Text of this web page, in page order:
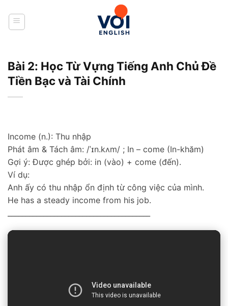
content
Bài 2: Học Từ Vựng Tiếng Anh Chủ Đề
Tiền Bạc và Tài Chính
Income (n.): Thu nhập
Phát âm & Tách âm: /ˈɪn.kʌm/ ; In – come (In-khăm)
Gợi ý: Được ghép bởi: in (vào) + come (đến).
Ví dụ:
Anh ấy có thu nhập ổn định từ công việc của mình.
He has a steady income from his job.